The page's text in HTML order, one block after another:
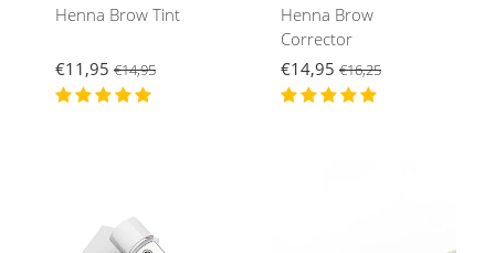
Henna Brow Tint
€11,95 €14,95
Henna Brow
Corrector
€14,95 €16,25